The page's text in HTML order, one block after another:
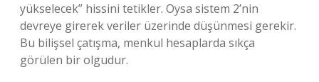
yükselecek” hissini tetikler. Oysa sistem 2’nin
devreye girerek veriler üzerinde düşünmesi gerekir.
Bu bilişsel çatışma, menkul hesaplarda sıkça
görülen bir olgudur.